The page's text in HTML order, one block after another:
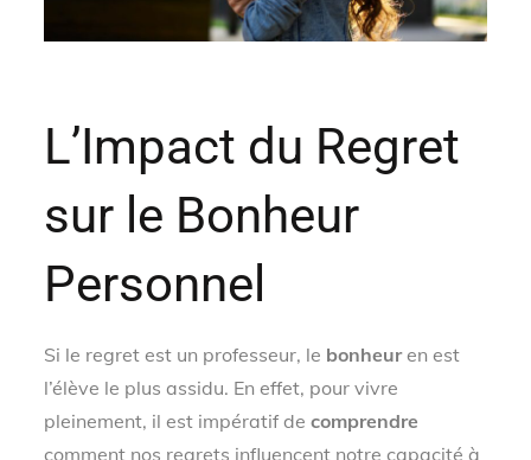
L’Impact du Regret
sur le Bonheur
Personnel
Si le regret est un professeur, le bonheuren est
l’élève le plus assidu. En effet, pour vivre
pleinement, il est impératif decomprendre
comment nos regrets influencent notre capacité à